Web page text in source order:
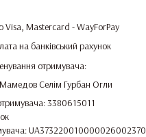
Visa, Mastercard - WayForPay
на банківський рахунок
отримувача:
Селім Гурбан Огли
3380615011